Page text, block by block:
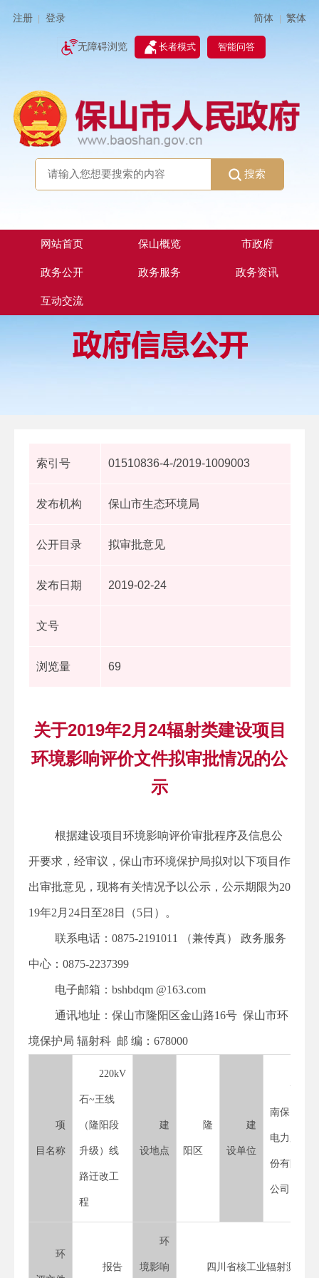
注册 登录 简体 | 繁体
无障碍浏览 长者模式 智能问答
搜索
网站首页 保山概览 市政府
政务公开 政务服务 政务资讯
互动交流
索引号 01510836-4-/2019-1009003
发布机构 保山市生态环境局
公开目录 拟审批意见
发布日期 2019-02-24
文号
浏览量 69
关于2019年2月24辐射类建设项目
环境影响评价文件拟审批情况的公
示
根据建设项目环境影响评价审批程序及信息公
开要求，经审议，保山市环境保护局拟对以下项目作
出审批意见，现将有关情况予以公示，公示期限为20
19年2月24日至28日（5日）。
联系电话：0875-2191011 （兼传真） 政务服务
中心：0875-2237399
电子邮箱：bshbdqm @163.com
通讯地址：保山市隆阳区金山路16号 保山市环
境保护局 辐射科 邮 编：678000
项
目名称
220kV
石~王线
（隆阳段
升级）线
路迁改工
程
建
设地点
隆
阳区
建
设单位
云
南保山
电力股
份有限
公司
环
报告
环
境影响 四川省核工业辐射测